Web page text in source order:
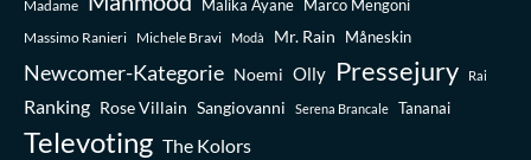
Madame Malika Ayane Marco Mengoni
Massimo Ranieri Michele Bravi Modà Mr. Rain Måneskin
Newcomer-Kategorie Noemi Olly Pressejury Rai
Ranking Rose Villain Sangiovanni Serena Brancale Tananai
Televoting The Kolors